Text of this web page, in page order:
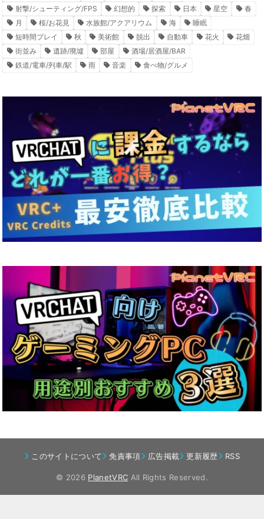
射撃/シューティング/FPS
幻想的 探索 日本 星空
春
月
桜/お花見 水族館/アクアリウム 海
睡眠
短時間プレイ
秋 美術館 脱出 自動車 花火
花畑
街並み
遺跡/廃墟 部屋
酒場/居酒屋/BAR
鉄道/電車/列車/駅
雨 音楽 食べ物/グルメ
このサイトについて 免責事項 広告掲載 更新履歴 RSS
© 2026 PlanetVRC All Rights Reserved.